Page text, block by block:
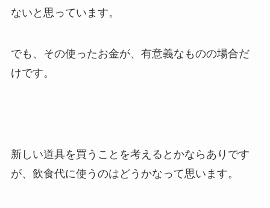
ないと思っています。
でも、その使ったお金が、有意義なものの場合だ
けです。
新しい道具を買うことを考えるとかならありです
が、飲食代に使うのはどうかなって思います。